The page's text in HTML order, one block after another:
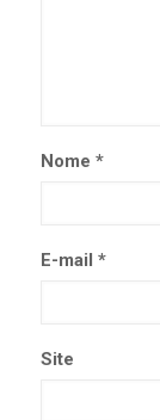
Nome *
E-mail *
Site